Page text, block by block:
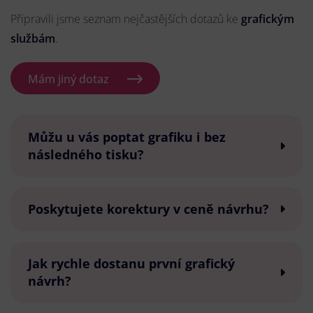
Připravili jsme seznam nejčastějších dotazů ke grafickým
službám.
Mám jiný dotaz
Můžu u vás poptat grafiku i bez
následného tisku?
Poskytujete korektury v ceně návrhu?
Jak rychle dostanu první grafický
návrh?